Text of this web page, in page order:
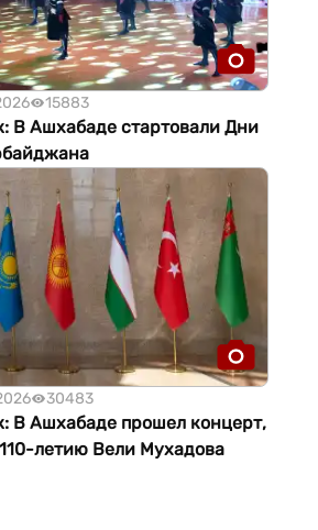
15883
В Ашхабаде стартовали Дни
30483
В Ашхабаде прошел концерт,
летию Вели Мухадова